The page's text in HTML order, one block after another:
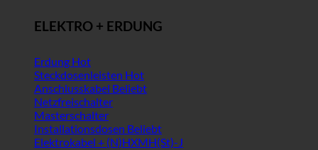
ELEKTRO + ERDUNG
Erdung
Steckdosenleisten
Anschlusskabel
Netzfreischalter
Masterschalter
Installationsdosen
Elektrokabel + (N)HXMH(St)-J